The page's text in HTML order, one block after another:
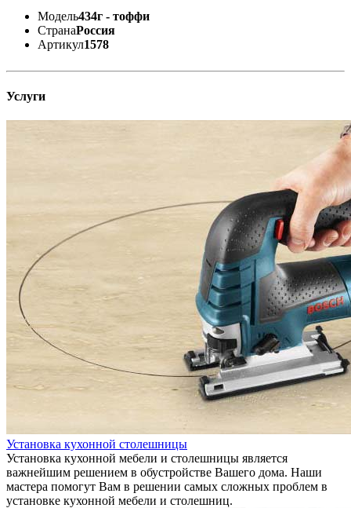
Модель434г - тоффи
СтранаРоссия
Артикул1578
Услуги
Установка кухонной столешницы
Установка кухонной мебели и столешницы является
важнейшим решением в обустройстве Вашего дома. Наши
мастера помогут Вам в решении самых сложных проблем в
установке кухонной мебели и столешниц.